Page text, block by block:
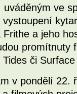
ve
vystoupení
a jeho
promítnuty
či
v pondělí 22.